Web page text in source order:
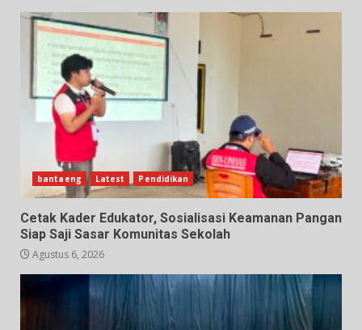
bantaeng Latest Pendidikan
Cetak Kader Edukator, Sosialisasi Keamanan Pangan
Siap Saji Sasar Komunitas Sekolah
Agustus 6, 2026